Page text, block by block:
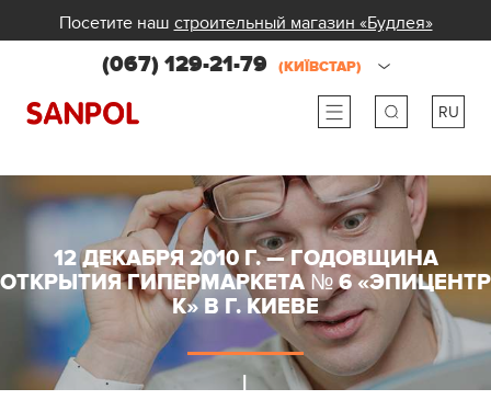
Посетите наш строительный магазин «Будлея»
(067) 129-21-79 (КИЇВСТАР)
RU
ua
12 ДЕКАБРЯ 2010 Г. — ГОДОВЩИНА
ОТКРЫТИЯ ГИПЕРМАРКЕТА № 6 «ЭПИЦЕНТР
К» В Г. КИЕВЕ